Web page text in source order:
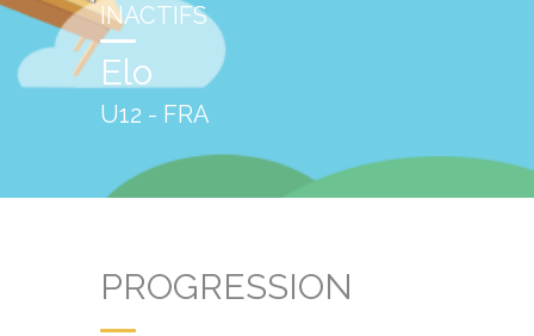
INACTIFS
Elo
U12 - FRA
PROGRESSION